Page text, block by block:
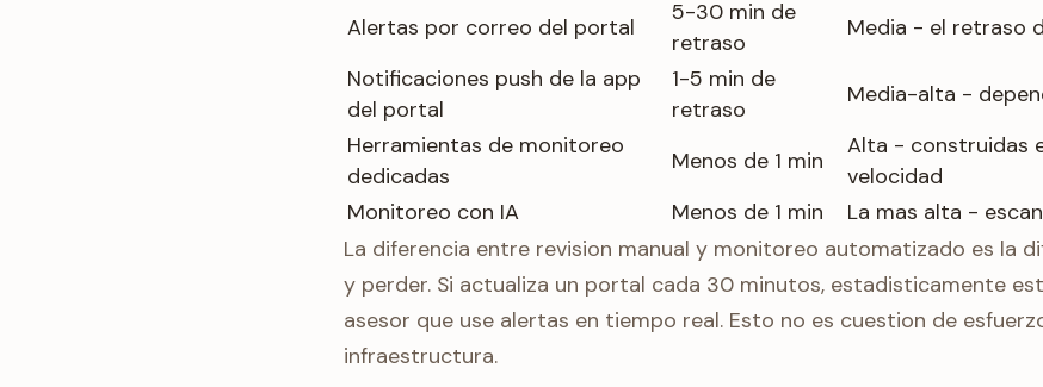
Alertas por correo del portal
5-30 min de
retraso
Media - el retraso
Notificaciones push de la app
del portal
1-5 min de
retraso
Media-alta -
Herramientas de monitoreo
dedicadas
Menos de 1 min
Alta - construidas
velocidad
Monitoreo con IA
Menos de 1 min
La mas alta -
La diferencia entre revision manual y monitoreo automatizado es la
y perder. Si actualiza un portal cada 30 minutos, estadisticamente
asesor que use alertas en tiempo real. Esto no es cuestion de
infraestructura.